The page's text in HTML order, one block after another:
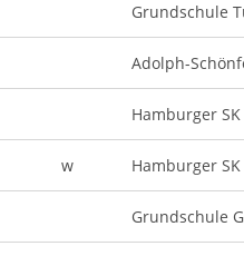
Grundschule
Adolph-
Hamburger
w Hamburger
Grundschule